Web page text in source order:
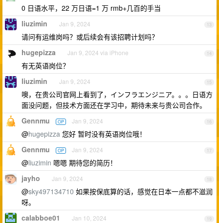
0 日语水平，22 万日语=1 万 rmb+几百的手当
13
liuzimin Jan 9, 2024
请问有运维岗吗？或后续会有该招聘计划吗？
14
hugepizza Jan 9, 2024 via iPhone
有无英语岗位？
15
liuzimin Jan 9, 2024
噢，在贵公司官网上看到了，インフラエンジニア。。。日语方
面没问题，但技术方面还在学习中，期待未来与贵公司合作。
16
Gennmu OP Jan 9, 2024
@hugepizza 您好 暂时没有英语岗位哦！
17
Gennmu OP Jan 9, 2024
@liuzimin 嗯嗯 期待您的简历！
18
jayho Jan 9, 2024
@sky497134710 如果按保底算的话，感觉在日本一点都不滋润
呀。
19
calabboe01 Jan 10, 2024